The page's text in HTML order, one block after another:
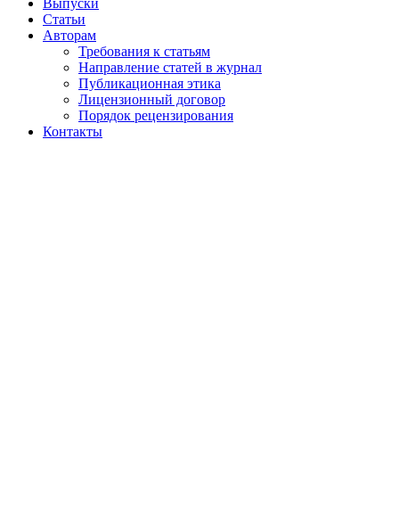
Выпуски
Статьи
Авторам
Требования к статьям
Направление статей в журнал
Публикационная этика
Лицензионный договор
Порядок рецензирования
Контакты